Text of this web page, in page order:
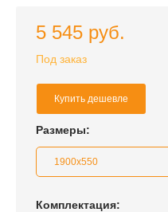
5 545 руб.
Под заказ
Купить дешевле
Размеры:
1900x550
Комплектация: